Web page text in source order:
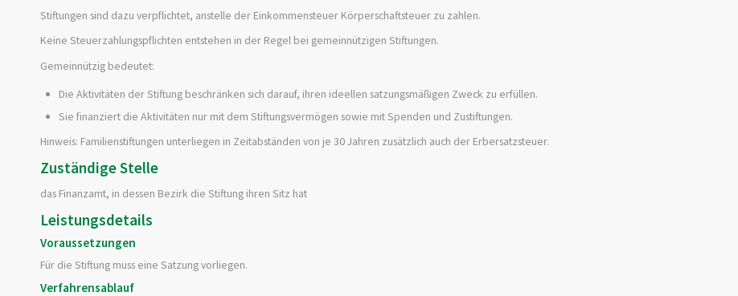
Stiftungen sind dazu verpflichtet, anstelle der Einkommensteuer Körperschaftsteuer zu zahlen.
Keine Steuerzahlungspflichten entstehen in der Regel bei gemeinnützigen Stiftungen.
Gemeinnützig bedeutet:
Die Aktivitäten der Stiftung beschränken sich darauf, ihren ideellen satzungsmäßigen Zweck zu erfüllen.
Sie finanziert die Aktivitäten nur mit dem Stiftungsvermögen sowie mit Spenden und Zustiftungen.
Hinweis: Familienstiftungen unterliegen in Zeitabständen von je 30 Jahren zusätzlich auch der Erbersatzsteuer.
Zuständige Stelle
das Finanzamt, in dessen Bezirk die Stiftung ihren Sitz hat
Leistungsdetails
Voraussetzungen
Für die Stiftung muss eine Satzung vorliegen.
Verfahrensablauf